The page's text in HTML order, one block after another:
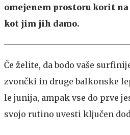
omejenem prostoru korit
kot jim jih damo.
Če želite, da bodo vaše
zvončki in druge balkonske
le junija, ampak vse do prve
svojo rutino uvesti ključen